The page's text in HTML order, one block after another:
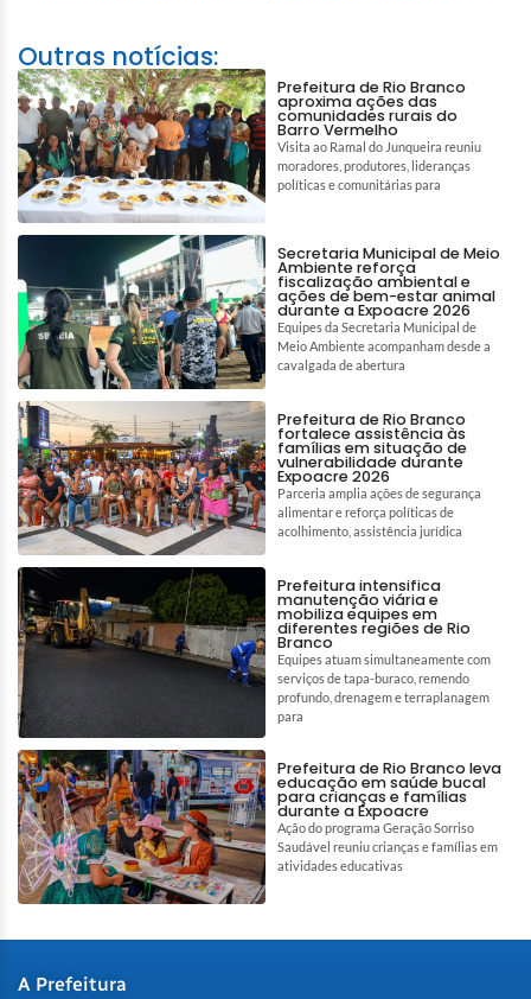
Outras notícias:
Prefeitura de Rio Branco
aproxima ações das
comunidades rurais do
Barro Vermelho
Visita ao Ramal do Junqueira reuniu
moradores, produtores, lideranças
políticas e comunitárias para
Secretaria Municipal de Meio
Ambiente reforça
fiscalização ambiental e
ações de bem-estar animal
durante a Expoacre 2026
Equipes da Secretaria Municipal de
Meio Ambiente acompanham desde a
cavalgada de abertura
Prefeitura de Rio Branco
fortalece assistência às
famílias em situação de
vulnerabilidade durante
Expoacre 2026
Parceria amplia ações de segurança
alimentar e reforça políticas de
acolhimento, assistência jurídica
Prefeitura intensifica
manutenção viária e
mobiliza equipes em
diferentes regiões de Rio
Branco
Equipes atuam simultaneamente com
serviços de tapa-buraco, remendo
profundo, drenagem e terraplanagem
para
Prefeitura de Rio Branco leva
educação em saúde bucal
para crianças e famílias
durante a Expoacre
Ação do programa Geração Sorriso
Saudável reuniu crianças e famílias em
atividades educativas
A Prefeitura